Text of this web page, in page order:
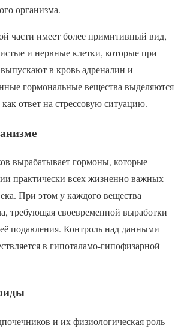
организма.
части имеет более примитивный вид,
и нервные клетки, которые при
в кровь адреналин и
гормональные вещества выделяются
ответ на стрессовую ситуацию.
вырабатывает гормоны, которые
практически всех жизненно важных
При этом у каждого вещества
требующая своевременной выработки
подавления. Контроль над данными
в гипоталамо-гипофизарной
и их физиологическая роль